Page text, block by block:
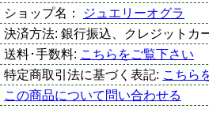
ショップ名：
ジュエリーオグラ
決済方法: 銀行振込、クレジットカ
送料･手数料: こちらをご覧下さい
特定商取引法に基づく表記: こちら
この商品について問い合わせる